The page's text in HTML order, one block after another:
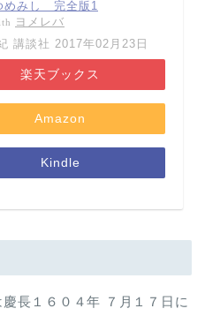
めみし 完全版1
ヨメレバ
講談社 2017年02月23日
楽天ブックス
Amazon
Kindle
長１６０４年 ７月１７日に